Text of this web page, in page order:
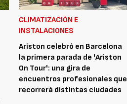
CLIMATIZACIÓN E
INSTALACIONES
Ariston celebró en Barcelona
la primera parada de 'Ariston
On Tour': una gira de
encuentros profesionales que
recorrerá distintas ciudades